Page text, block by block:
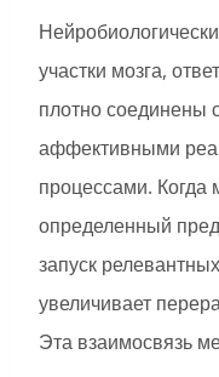
участки мозга,
плотно соединены
аффективными
процессами.
определенный
запуск
увеличивает
Эта взаимосвязь